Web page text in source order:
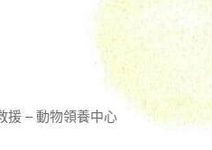
援 – 動物領養中心